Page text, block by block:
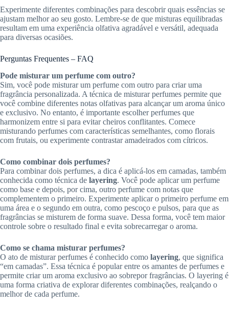
Experimente diferentes combinações para descobrir quais essências se
ajustam melhor ao seu gosto. Lembre-se de que misturas equilibradas
resultam em uma experiência olfativa agradável e versátil, adequada
para diversas ocasiões.
Perguntas Frequentes – FAQ
Pode misturar um perfume com outro?
Sim, você pode misturar um perfume com outro para criar uma
fragrância personalizada. A técnica de misturar perfumes permite que
você combine diferentes notas olfativas para alcançar um aroma único
e exclusivo. No entanto, é importante escolher perfumes que
harmonizem entre si para evitar cheiros conflitantes. Comece
misturando perfumes com características semelhantes, como florais
com frutais, ou experimente contrastar amadeirados com cítricos.
Como combinar dois perfumes?
Para combinar dois perfumes, a dica é aplicá-los em camadas, também
conhecida como técnica de layering. Você pode aplicar um perfume
como base e depois, por cima, outro perfume com notas que
complementem o primeiro. Experimente aplicar o primeiro perfume em
uma área e o segundo em outra, como pescoço e pulsos, para que as
fragrâncias se misturem de forma suave. Dessa forma, você tem maior
controle sobre o resultado final e evita sobrecarregar o aroma.
Como se chama misturar perfumes?
O ato de misturar perfumes é conhecido como layering, que significa
“em camadas”. Essa técnica é popular entre os amantes de perfumes e
permite criar um aroma exclusivo ao sobrepor fragrâncias. O layering é
uma forma criativa de explorar diferentes combinações, realçando o
melhor de cada perfume.